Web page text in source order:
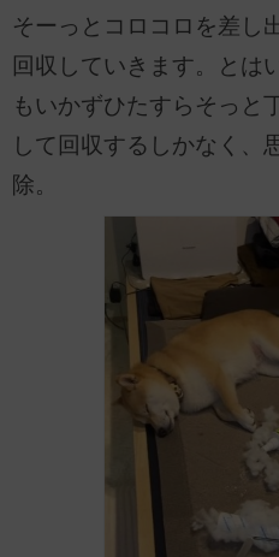
そーっとコロコロを差し
回収していきます。とは
もいかずひたすらそっと
して回収するしかなく、
除。